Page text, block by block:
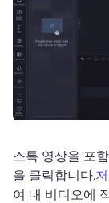
스톡 영상을 포
을 클릭합니다.
여 내 비디오에